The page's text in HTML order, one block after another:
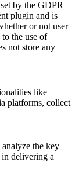
by the GDPR
plugin and is
or not user
to the use of
not store any
like
platforms, collect
analyze the key
delivering a